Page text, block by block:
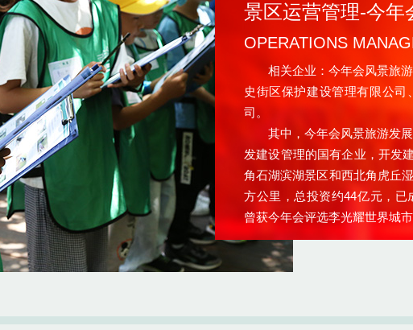
景区运营管理-今年
OPERATIONS
相关企业：今年会风景旅游
史街区保护建设管理有限公
司。
其中，今年会风景旅游发展
发建设管理的国有企业，开发
角石湖滨湖景区和西北角虎丘
方公里，总投资约44亿元，已
曾获今年会评选李光耀世界城
大民生工程奖；虎丘湿地公园
投资80多亿，预计2026年建